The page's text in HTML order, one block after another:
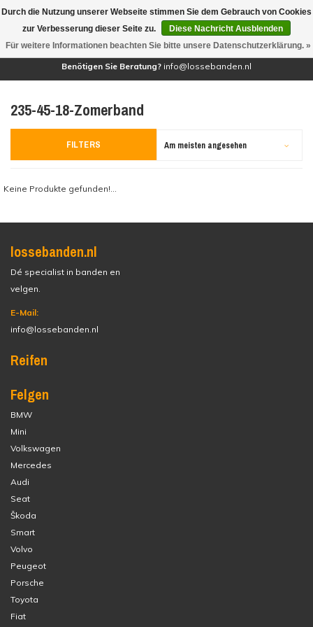
(0)
Benötigen Sie Beratung? info@lossebanden.nl
235-45-18-Zomerband
FILTERS Am meisten angesehen
Keine Produkte gefunden!...
lossebanden.nl
Dé specialist in banden en
velgen.
E-Mail:
info@lossebanden.nl
Reifen
Felgen
BMW
Mini
Volkswagen
Mercedes
Audi
Seat
Škoda
Smart
Volvo
Peugeot
Porsche
Toyota
Fiat
Durch die Nutzung unserer Webseite stimmen Sie dem Gebrauch von Cookies
zur Verbesserung dieser Seite zu.
Diese Nachricht Ausblenden
Für weitere Informationen beachten Sie bitte unsere Datenschutzerklärung. »